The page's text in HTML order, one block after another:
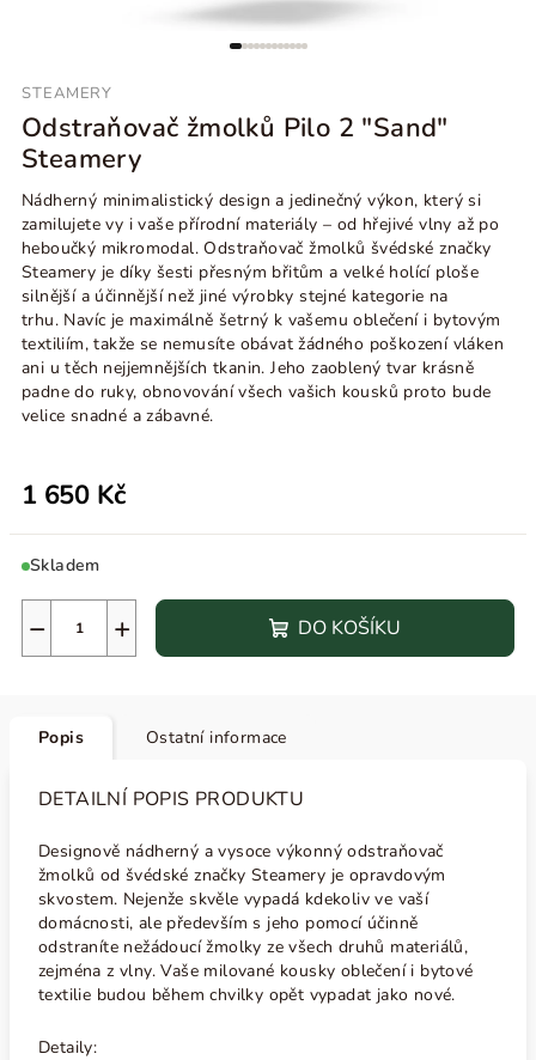
STEAMERY
Odstraňovač žmolků Pilo 2 "Sand"
Steamery
Nádherný minimalistický design a jedinečný výkon, který si
zamilujete vy i vaše přírodní materiály – od hřejivé vlny až po
heboučký mikromodal. Odstraňovač žmolků švédské značky
Steamery je díky šesti přesným břitům a velké holící ploše
silnější a účinnější než jiné výrobky stejné kategorie na
trhu. Navíc je maximálně šetrný k vašemu oblečení i bytovým
textiliím, takže se nemusíte obávat žádného poškození vláken
ani u těch nejjemnějších tkanin. Jeho zaoblený tvar krásně
padne do ruky, obnovování všech vašich kousků proto bude
velice snadné a zábavné.
1 650 Kč
Skladem
+
− DO KOŠÍKU
Popis Ostatní informace
DETAILNÍ POPIS PRODUKTU
Designově nádherný a vysoce výkonný odstraňovač
žmolků od švédské značky Steamery je opravdovým
skvostem. Nejenže skvěle vypadá kdekoliv ve vaší
domácnosti, ale především s jeho pomocí účinně
odstraníte nežádoucí žmolky ze všech druhů materiálů,
zejména z vlny. Vaše milované kousky oblečení i bytové
textilie budou během chvilky opět vypadat jako nové.
Detaily: